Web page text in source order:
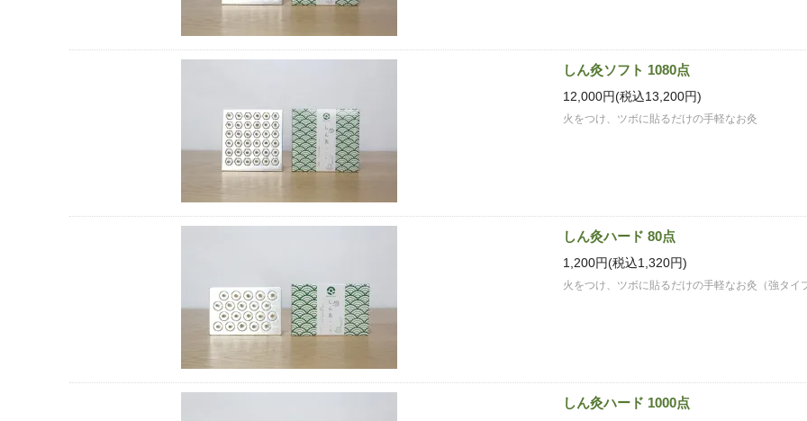
しん灸ソフト 1080点
12,000円(税込13,200円)
火をつけ、ツボに貼るだけの手軽なお灸
しん灸ハード 80点
1,200円(税込1,320円)
火をつけ、ツボに貼るだけの手軽なお灸（強タイ
しん灸ハード 1000点